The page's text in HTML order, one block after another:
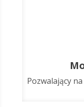
Pozwalający